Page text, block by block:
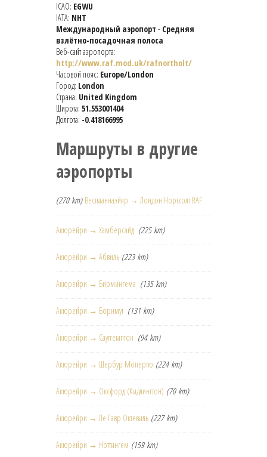
ICAO: EGWU
IATA: NHT
Международный аэропорт - Средняя
взлётно-посадочная полоса
Веб-сайт аэропорта:
http://www.raf.mod.uk/rafnortholt/
Часовой пояс: Europe/London
Город: London
Страна: United Kingdom
Широта: 51.553001404
Долгота: -0.418166995
Маршруты в другие
аэропорты
(270 km) Вестманнаэйяр → Лондон Нортхолт RAF
Акюрейри → Хамберсайд (225 km)
Акюрейри → Абвиль (223 km)
Акюрейри → Бирмингема (135 km)
Акюрейри → Борнмут (131 km)
Акюрейри → Саутгемптон (94 km)
Акюрейри → Шербур Мопертю (224 km)
Акюрейри → Оксфорд (Кидлингтон) (70 km)
Акюрейри → Ле Гавр Октевиль (227 km)
Акюрейри → Ноттингем (159 km)